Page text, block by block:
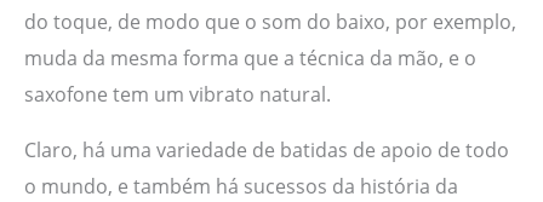
do toque, de modo que o som do baixo, por exemplo,
muda da mesma forma que a técnica da mão, e o
saxofone tem um vibrato natural.
Claro, há uma variedade de batidas de apoio de todo
o mundo, e também há sucessos da história da